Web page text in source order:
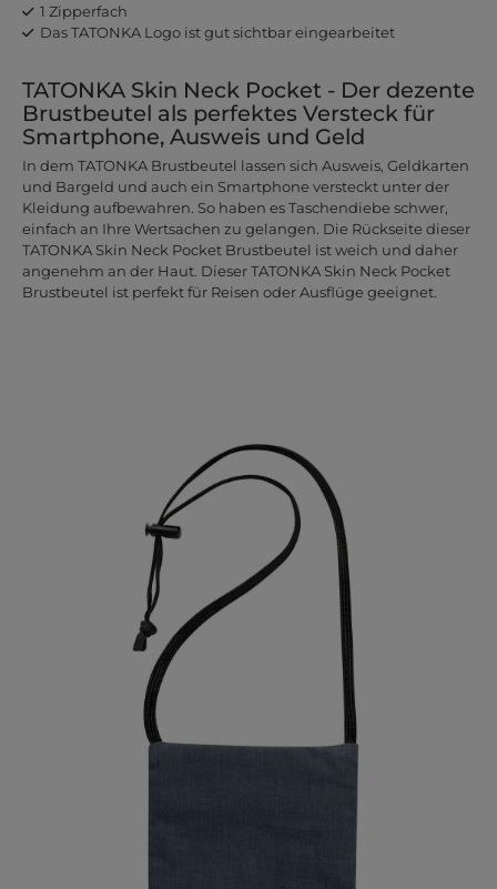
1 Zipperfach
Das TATONKA Logo ist gut sichtbar eingearbeitet
TATONKA Skin Neck Pocket - Der dezente
Brustbeutel als perfektes Versteck für
Smartphone, Ausweis und Geld
In dem TATONKA Brustbeutel lassen sich Ausweis, Geldkarten
und Bargeld und auch ein Smartphone versteckt unter der
Kleidung aufbewahren. So haben es Taschendiebe schwer,
einfach an Ihre Wertsachen zu gelangen. Die Rückseite dieser
TATONKA Skin Neck Pocket Brustbeutel ist weich und daher
angenehm an der Haut. Dieser TATONKA Skin Neck Pocket
Brustbeutel ist perfekt für Reisen oder Ausflüge geeignet.